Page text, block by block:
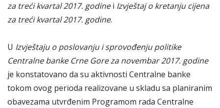
za treći kvartal 2017. godinei Izvještaj o kretanju cijena
za treći kvartal 2017. godine.
U Izvještaju o poslovanju i sprovođenju politike
Centralne banke Crne Gore za novembar 2017. godine
je konstatovano da su aktivnosti Centralne banke
tokom ovog perioda realizovane u skladu sa planiranim
obavezama utvrđenim Programom rada Centralne